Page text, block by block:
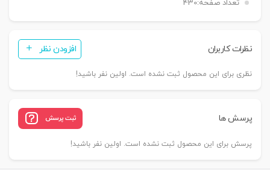
تعداد صفحه:430
نظرات کاربران افزودن نظر
نظری برای این محصول ثبت نشده است. اولین نفر باشید!
پرسش ها ثبت پرسش
پرسش برای این محصول ثبت نشده است. اولین نفر باشید!